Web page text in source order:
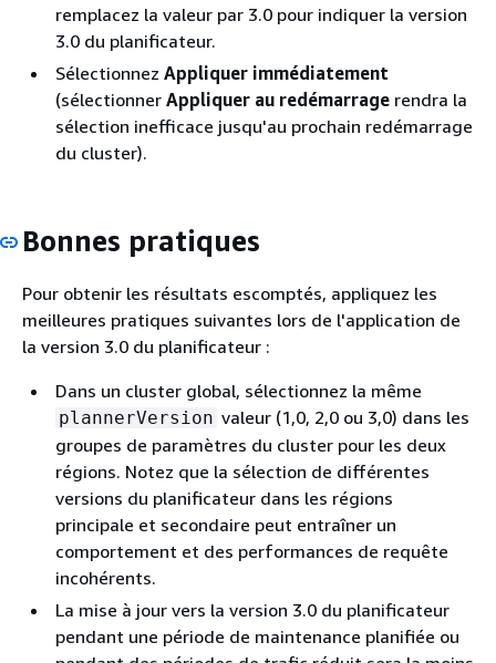
remplacez la valeur par 3.0 pour indiquer la version
3.0 du planificateur.
Sélectionnez Appliquer immédiatement
(sélectionner Appliquer au redémarrage rendra la
sélection inefficace jusqu'au prochain redémarrage
du cluster).
Bonnes pratiques
Pour obtenir les résultats escomptés, appliquez les
meilleures pratiques suivantes lors de l'application de
la version 3.0 du planificateur :
Dans un cluster global, sélectionnez la même
plannerVersion valeur (1,0, 2,0 ou 3,0) dans les
groupes de paramètres du cluster pour les deux
régions. Notez que la sélection de différentes
versions du planificateur dans les régions
principale et secondaire peut entraîner un
comportement et des performances de requête
incohérents.
La mise à jour vers la version 3.0 du planificateur
pendant une période de maintenance planifiée ou